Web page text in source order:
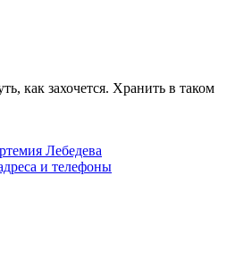
как захочется. Хранить в таком
Лебедева
и телефоны